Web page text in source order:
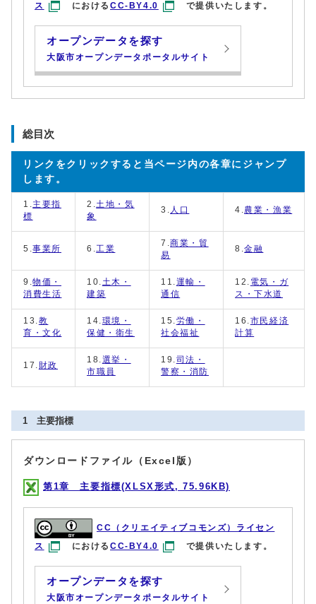
ス
におけるCC-BY4.0 で提供いたします。
オープンデータを探す
大阪市オープンデータポータルサイト
総目次
リンクをクリックすると当ページ内の各章にジャンプ
します。
1. 主要指
標
2. 土地・気
象
3. 人口 4. 農業・漁業
5.事業所 6. 工業
7.商業・貿
易
8.金融
9.物価・
消費生活
10. 土木・
建築
11. 運輸・
通信
12. 電気・ガ
ス・下水道
13. 教
育・文化
14. 環境・
保健・衛生
15. 労働・
社会福祉
16. 市民経済
計算
17. 財政
18. 選挙・
市職員
19. 司法・
警察・消防
1 主要指標
ダウンロードファイル（Excel版）
第1章 主要指標(XLSX形式, 75.96KB)
CC（クリエイティブコモンズ）ライセン
ス
におけるCC-BY4.0 で提供いたします。
オープンデータを探す
大阪市オープンデータポータルサイト